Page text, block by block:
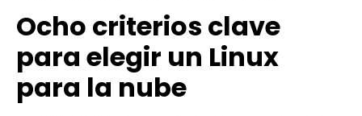
Ocho criterios clave
para elegir un Linux
para la nube